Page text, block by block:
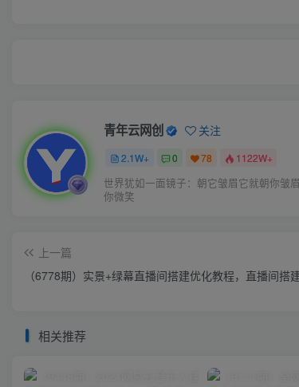
青年云网创 关注
2.1W+ 0 78 1122W+
世界犹如一面镜子：朝它皱眉它就朝你皱
你微笑
上一篇
（6778期）实景+绿幕直播间搭建优化教程，直播间搭
相关推荐